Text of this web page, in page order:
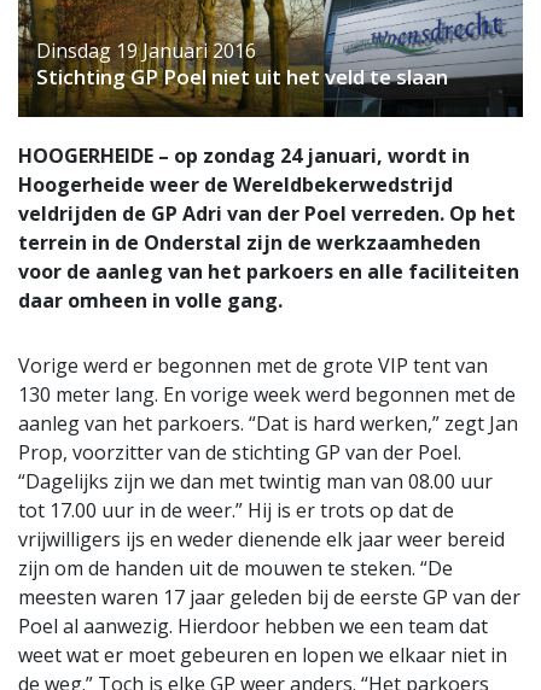
Dinsdag 19 Januari 2016
Stichting GP Poel niet uit het veld te slaan
HOOGERHEIDE – op zondag 24 januari, wordt in
Hoogerheide weer de Wereldbekerwedstrijd
veldrijden de GP Adri van der Poel verreden. Op het
terrein in de Onderstal zijn de werkzaamheden
voor de aanleg van het parkoers en alle faciliteiten
daar omheen in volle gang.
Vorige werd er begonnen met de grote VIP tent van
130 meter lang. En vorige week werd begonnen met de
aanleg van het parkoers. “Dat is hard werken,” zegt Jan
Prop, voorzitter van de stichting GP van der Poel.
“Dagelijks zijn we dan met twintig man van 08.00 uur
tot 17.00 uur in de weer.” Hij is er trots op dat de
vrijwilligers ijs en weder dienende elk jaar weer bereid
zijn om de handen uit de mouwen te steken. “De
meesten waren 17 jaar geleden bij de eerste GP van der
Poel al aanwezig. Hierdoor hebben we een team dat
weet wat er moet gebeuren en lopen we elkaar niet in
de weg.” Toch is elke GP weer anders. “Het parkoers